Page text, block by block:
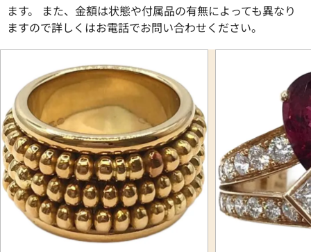
ます。 また、金額は状態や付属品の有無によっても異なり
ますので詳しくはお電話でお問い合わせください。